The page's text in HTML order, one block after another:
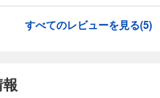
すべてのレビューを見る(5)